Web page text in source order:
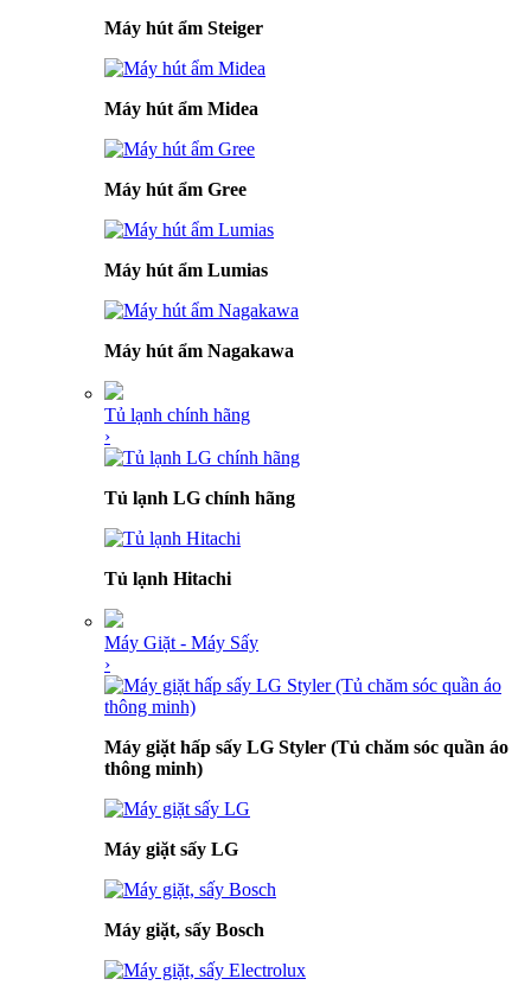
Máy hút ẩm Steiger
Máy hút ẩm Midea
Máy hút ẩm Gree
Máy hút ẩm Lumias
Máy hút ẩm Nagakawa
Tủ lạnh chính hãng
›
Tủ lạnh LG chính hãng
Tủ lạnh Hitachi
Máy Giặt - Máy Sấy
›
Máy giặt hấp sấy LG Styler (Tủ chăm sóc quần áo
thông minh)
Máy giặt sấy LG
Máy giặt, sấy Bosch